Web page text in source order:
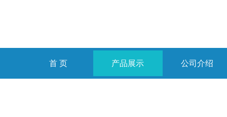
首 页 产品展示 公司介绍